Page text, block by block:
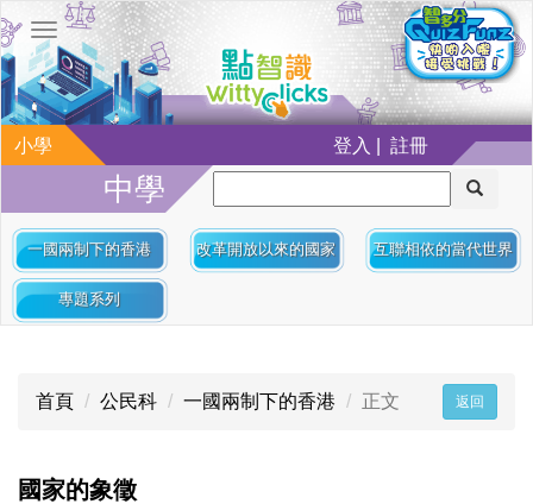
小學 登入 | 註冊
中學
一國兩制下的香港 改革開放以來的國家 互聯相依的當代世界
專題系列
首頁 公民科 一國兩制下的香港 正文 返回
國家的象徵